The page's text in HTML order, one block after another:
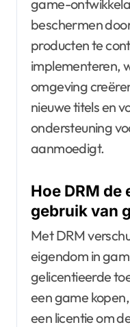
game-
beschermen
producten te
implementeren,
omgeving
nieuwe titels en
ondersteuning
aanmoedigt.
Hoe DRM de
gebruik van
Met DRM
eigendom in
gelicentieerde
een game
een licentie om